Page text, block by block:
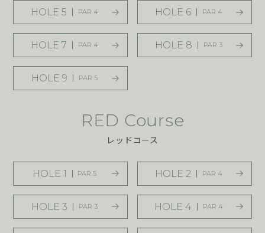
HOLE 5 PAR 4 HOLE 6 PAR 4
HOLE 7 PAR 4 HOLE 8 PAR 3
HOLE 9 PAR 5
RED Course
レッドコース
HOLE 1 PAR 5 HOLE 2 PAR 4
HOLE 3 PAR 3 HOLE 4 PAR 4